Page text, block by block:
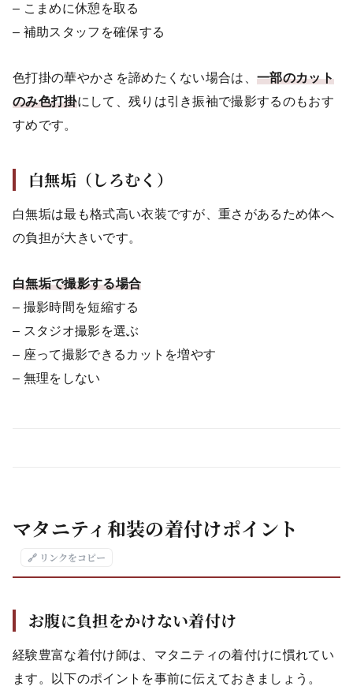
– こまめに休憩を取る
– 補助スタッフを確保する
色打掛の華やかさを諦めたくない場合は、一部のカット
のみ色打掛にして、残りは引き振袖で撮影するのもおす
すめです。
白無垢（しろむく）
白無垢は最も格式高い衣装ですが、重さがあるため体へ
の負担が大きいです。
白無垢で撮影する場合
– 撮影時間を短縮する
– スタジオ撮影を選ぶ
– 座って撮影できるカットを増やす
– 無理をしない
マタニティ和装の着付けポイント
🔗 リンクをコピー
お腹に負担をかけない着付け
経験豊富な着付け師は、マタニティの着付けに慣れてい
ます。以下のポイントを事前に伝えておきましょう。